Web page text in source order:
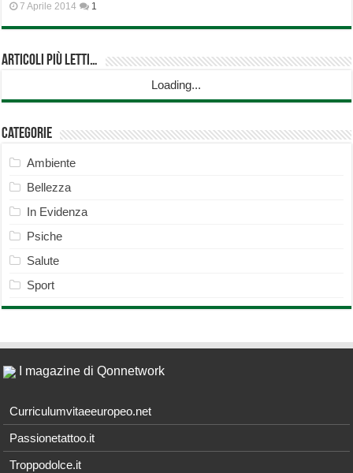
7 Aprile 2014 1
Articoli più Letti…
Loading...
Categorie
Ambiente
Bellezza
In Evidenza
Psiche
Salute
Sport
I magazine di Qonnetwork
Curriculumvitaeeuropeo.net
Passionetattoo.it
Troppodolce.it